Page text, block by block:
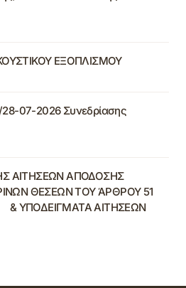
ΕΞΟΠΛΙΣΜΟΥ
07-2026 Συνεδρίασης
ΑΙΤΗΣΕΩΝ ΑΠΟΔΟΣΗΣ
ΘΕΣΕΩΝ ΤΟΥ ΆΡΘΡΟΥ 51
ΑΙΤΗΣΕΩΝ